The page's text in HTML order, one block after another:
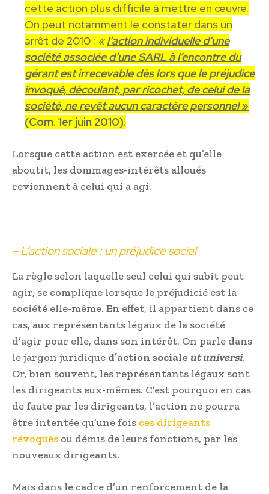
cette action plus difficile à mettre en œuvre.
On peut notamment le constater dans un
arrêt de 2010 : «l’action individuelle d’une
société associée d’une SARL à l’encontre du
gérant est irrecevable dès lors que le préjudice
invoqué, découlant, par ricochet, de celui de la
société, ne revêt aucun caractère personnel»
(Com. 1er juin 2010).
Lorsque cette action est exercée et qu’elle
aboutit, les dommages-intérêts alloués
reviennent à celui qui a agi.
– L’action sociale : un préjudice social
La règle selon laquelle seul celui qui subit peut
agir, se complique lorsque le préjudicié est la
société elle-même. En effet, il appartient dans ce
cas, aux représentants légaux de la société
d’agir pour elle, dans son intérêt. On parle dans
le jargon juridique d’action sociale ut universi.
Or, bien souvent, les représentants légaux sont
les dirigeants eux-mêmes. C’est pourquoi en cas
de faute par les dirigeants, l’action ne pourra
être intentée qu’une fois ces dirigeants
révoqués ou démis de leurs fonctions, par les
nouveaux dirigeants.
Mais dans le cadre d’un renforcement de la